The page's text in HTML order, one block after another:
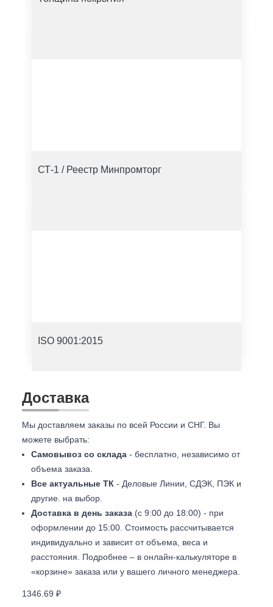
СТ-1 / Реестр Минпромторг
ISO 9001:2015
Доставка
Мы доставляем заказы по всей России и СНГ. Вы
можете выбрать:
Самовывоз со склада - бесплатно, независимо от
объема заказа.
Все актуальные ТК - Деловые Линии, СДЭК, ПЭК и
другие. на выбор.
Доставка в день заказа (с 9:00 до 18:00) - при
оформлении до 15:00. Стоимость рассчитывается
индивидуально и зависит от объема, веса и
расстояния. Подробнее – в онлайн-калькуляторе в
«корзине» заказа или у вашего личного менеджера.
1346.69 ₽